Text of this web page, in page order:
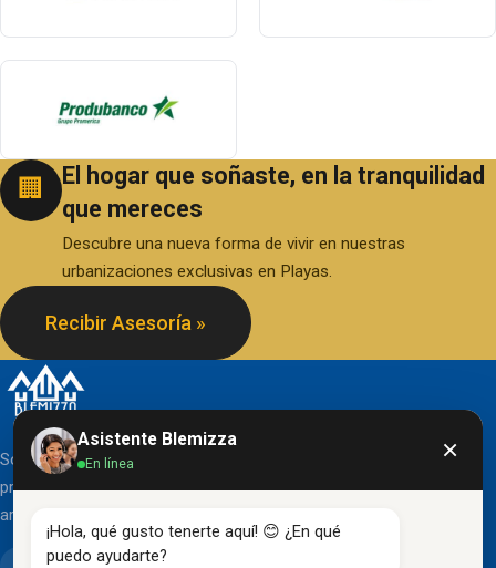
🏢
El hogar que soñaste, en la tranquilidad
que mereces
Descubre una nueva forma de vivir en nuestras
urbanizaciones exclusivas en Playas.
Recibir Asesoría »
Somos una organización líder en el desarrollo de
proyectos inmobiliarios que destacan por su diseño
arquitectónico clásico y acabados de primera línea.
Asistente Blemizza
En línea ×
¡Hola, qué gusto tenerte aquí! 😊 ¿En qué
puedo ayudarte?